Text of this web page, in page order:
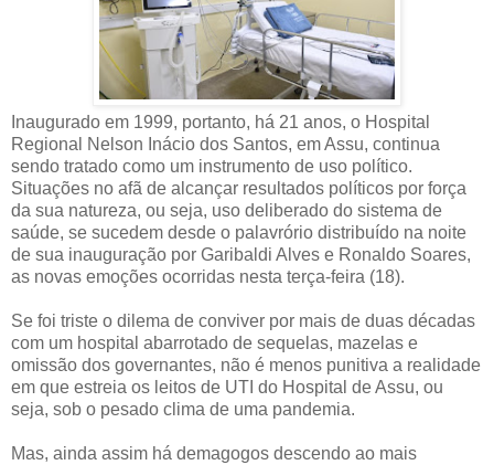
Inaugurado em 1999, portanto, há 21 anos, o Hospital
Regional Nelson Inácio dos Santos, em Assu, continua
sendo tratado como um instrumento de uso político.
Situações no afã de alcançar resultados políticos por força
da sua natureza, ou seja, uso deliberado do sistema de
saúde, se sucedem desde o palavrório distribuído na noite
de sua inauguração por Garibaldi Alves e Ronaldo Soares,
as novas emoções ocorridas nesta terça-feira (18).
Se foi triste o dilema de conviver por mais de duas décadas
com um hospital abarrotado de sequelas, mazelas e
omissão dos governantes, não é menos punitiva a realidade
em que estreia os leitos de UTI do Hospital de Assu, ou
seja, sob o pesado clima de uma pandemia.
Mas, ainda assim há demagogos descendo ao mais